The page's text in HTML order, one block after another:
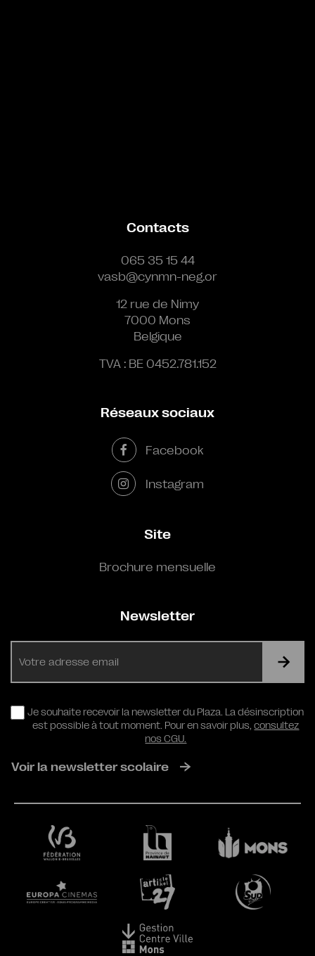
Contacts
065 35 15 44
vasb@cynmn-neg.or
12 rue de Nimy
7000 Mons
Belgique
TVA : BE 0452.781.152
Réseaux sociaux
Facebook
Instagram
Site
Brochure mensuelle
Newsletter
RGPD
Je souhaite recevoir la newsletter du Plaza. La désinscription
est possible à tout moment. Pour en savoir plus,consultez
nos CGU.
Voir la newsletter scolaire